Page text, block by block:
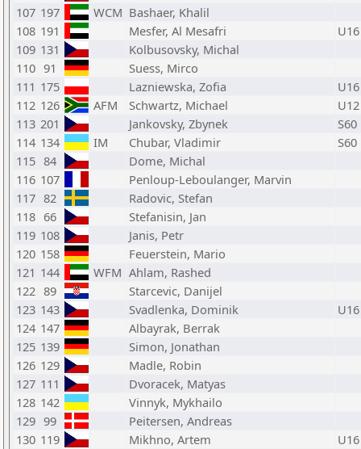
107 197 WCM Bashaer, Khalil
108 191 Mesfer, Al Mesafri
U16
109 131
Kolbusovsky, Michal
110 91
Suess, Mirco
111 175 Lazniewska, Zofia
U16
112 126 AFM Schwartz, Michael
U12
113 201 Jankovsky, Zbynek
S60
114 134 IM Chubar, Vladimir
S60
115 84
Dome, Michal
116 107
Penloup-Leboulanger, Marvin
117 82
Radovic, Stefan
118 66
Stefanisin, Jan
119 108
Janis, Petr
120 158
Feuerstein, Mario
121 144 WFM Ahlam, Rashed
122 89
Starcevic, Danijel
123 143 Svadlenka, Dominik
U16
124 147
Albayrak, Berrak
125 139
Simon, Jonathan
126 129
Madle, Robin
127 111
Dvoracek, Matyas
128 142
Vinnyk, Mykhailo
129 99
Peitersen, Andreas
130 119 Mikhno, Artem
U16